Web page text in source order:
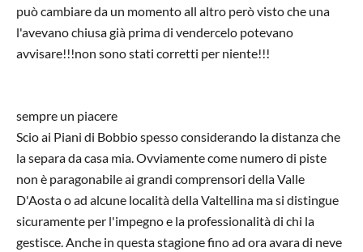
può cambiare da un momento all altro però visto che una
l'avevano chiusa già prima di vendercelo potevano
avvisare!!!non sono stati corretti per niente!!!
sempre un piacere
Scio ai Piani di Bobbio spesso considerando la distanza che
la separa da casa mia. Ovviamente come numero di piste
non è paragonabile ai grandi comprensori della Valle
D'Aosta o ad alcune località della Valtellina ma si distingue
sicuramente per l'impegno e la professionalità di chi la
gestisce. Anche in questa stagione fino ad ora avara di neve